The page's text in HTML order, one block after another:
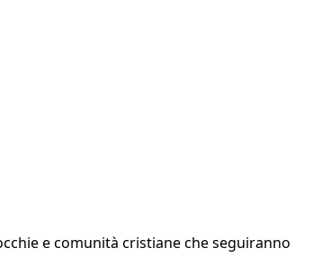
e comunità cristiane che seguiranno